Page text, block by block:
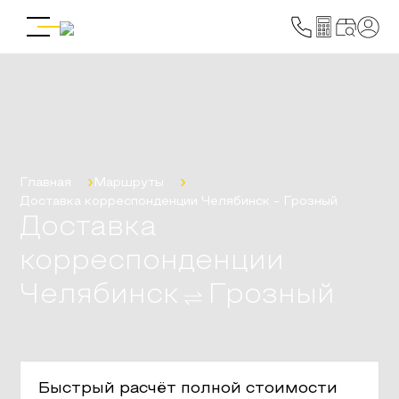
Главная
Маршруты
Доставка корреспонденции Челябинск - Грозный
Доставка
корреспонденции
Челябинск
Грозный
Быстрый расчёт полной стоимости